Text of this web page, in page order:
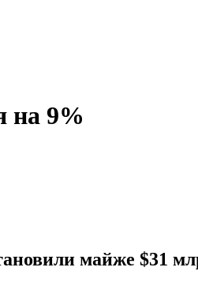
на 9%
майже $31